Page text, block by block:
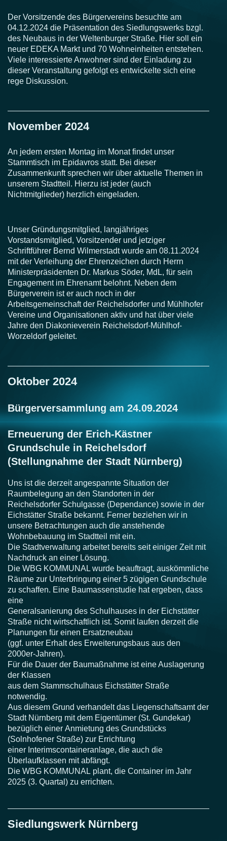
Der Vorsitzende des Bürgervereins besuchte am
04.12.2024 die Präsentation des Siedlungswerks bzgl.
des Neubaus in der Weltenburger Straße. Hier soll ein
neuer EDEKA Markt und 70 Wohneinheiten entstehen.
Viele interessierte Anwohner sind der Einladung zu
dieser Veranstaltung gefolgt es entwickelte sich eine
rege Diskussion.
November 2024
An jedem ersten Montag im Monat findet unser
Stammtisch im Epidavros statt. Bei dieser
Zusammenkunft sprechen wir über aktuelle Themen in
unserem Stadtteil. Hierzu ist jeder (auch
Nichtmitglieder) herzlich eingeladen.
Unser Gründungsmitglied, langjähriges
Vorstandsmitglied, Vorsitzender und jetziger
Schriftführer Bernd Wilmerstadt wurde am 08.11.2024
mit der Verleihung der Ehrenzeichen durch Herrn
Ministerpräsidenten Dr. Markus Söder, MdL, für sein
Engagement im Ehrenamt belohnt. Neben dem
Bürgerverein ist er auch noch in der
Arbeitsgemeinschaft der Reichelsdorfer und Mühlhofer
Vereine und Organisationen aktiv und hat über viele
Jahre den Diakonieverein Reichelsdorf-Mühlhof-
Worzeldorf geleitet.
Oktober 2024
Bürgerversammlung am 24.09.2024
Erneuerung der Erich-Kästner
Grundschule in Reichelsdorf
(Stellungnahme der Stadt Nürnberg)
Uns ist die derzeit angespannte Situation der
Raumbelegung an den Standorten in der
Reichelsdorfer Schulgasse (Dependance) sowie in der
Eichstätter Straße bekannt. Ferner beziehen wir in
unsere Betrachtungen auch die anstehende
Wohnbebauung im Stadtteil mitein.
Die Stadtverwaltung arbeitet bereits seit einiger Zeit mit
Nachdruck an einer Lösung.
Die WBG KOMMUNAL wurde beauftragt, auskömmliche
Räume zur Unterbringung einer 5 zügigen Grundschule
zu schaffen. Eine Baumassenstudie hat ergeben, dass
eine
Generalsanierung des Schulhauses in der Eichstätter
Straße nicht wirtschaftlich ist. Somit laufen derzeit die
Planungen für einen Ersatzneubau
(ggf. unter Erhalt des Erweiterungsbaus aus den
2000er-Jahren).
Für die Dauer der Baumaßnahme ist eine Auslagerung
der Klassen
aus dem Stammschulhaus Eichstätter Straße
notwendig.
Aus diesem Grund verhandelt das Liegenschaftsamt der
Stadt Nürnberg mit dem Eigentümer (St. Gundekar)
bezüglich einer Anmietung des Grundstücks
(Solnhofener Straße) zur Errichtung
einer Interimscontaineranlage, die auch die
Überlaufklassen mit abfängt.
Die WBG KOMMUNAL plant, die Container im Jahr
2025 (3. Quartal) zu errichten.
Siedlungswerk Nürnberg